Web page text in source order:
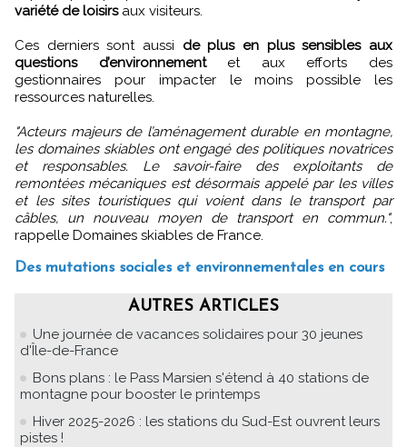
variété de loisirsaux visiteurs.
Ces derniers sont aussi de plus en plus sensibles aux
questions d’environnementet aux efforts des
gestionnaires pour impacter le moins possible les
ressources naturelles.
"Acteurs majeurs de l’aménagement durable en montagne,
les domaines skiables ont engagé des politiques novatrices
et responsables. Le savoir-faire des exploitants de
remontées mécaniques est désormais appelé par les villes
et les sites touristiques qui voient dans le transport par
câbles, un nouveau moyen de transport en commun.",
rappelle Domaines skiables de France.
Des mutations sociales et environnementales en cours
AUTRES ARTICLES
Une journée de vacances solidaires pour 30 jeunes
d'Île-de-France
Bons plans : le Pass Marsien s'étend à 40 stations de
montagne pour booster le printemps
Hiver 2025-2026 : les stations du Sud-Est ouvrent leurs
pistes !